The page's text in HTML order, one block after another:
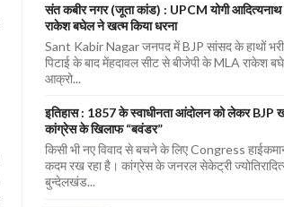
संत कबीर नगर (जूता कांड) : UPCM योगी आदित्यनाथ
राकेश बघेल ने खत्म किया धरना
Sant Kabir Nagar जनपद में BJP सांसद के हाथों
पिटाई के बाद मेंहदावल सीट से बीजेपी के MLA राकेश
आक्रो...
इतिहास : 1857 के स्वाधीनता आंदोलन को लेकर BJP
कांग्रेस के खिलाफ “बवंडर”
किसी भी नए विवाद से बचने के लिए Congress
कदम रख रहा है। कांग्रेस के जनरल सेकेट्री
बुन्देलखंड...